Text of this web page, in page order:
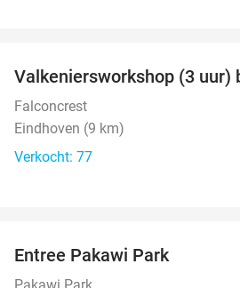
Valkeniersworkshop (3 uur)
Falconcrest
Eindhoven (9 km)
Verkocht: 77
Entree Pakawi Park